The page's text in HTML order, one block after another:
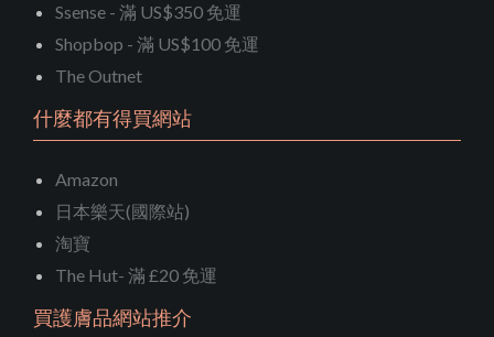
Ssense - 滿 US$350 免運
Shopbop - 滿 US$100 免運
The Outnet
什麼都有得買網站
Amazon
日本樂天(國際站)
淘寶
The Hut- 滿 £20 免運
買護膚品網站推介